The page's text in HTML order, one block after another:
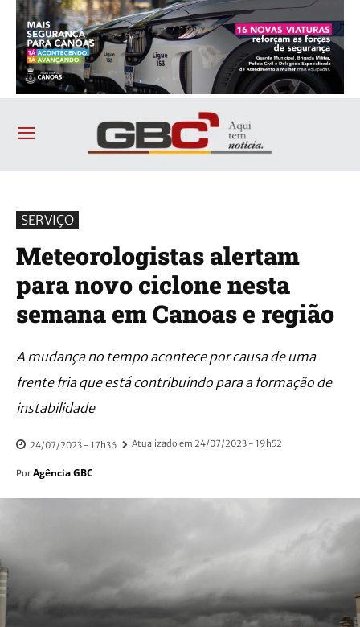
SERVIÇO
Meteorologistas alertam
para novo ciclone nesta
semana em Canoas e região
A mudança no tempo acontece por causa de uma
frente fria que está contribuindo para a formação de
instabilidade
24/07/2023 - 17h36 Atualizado em 24/07/2023 - 19h52
Por Agência GBC